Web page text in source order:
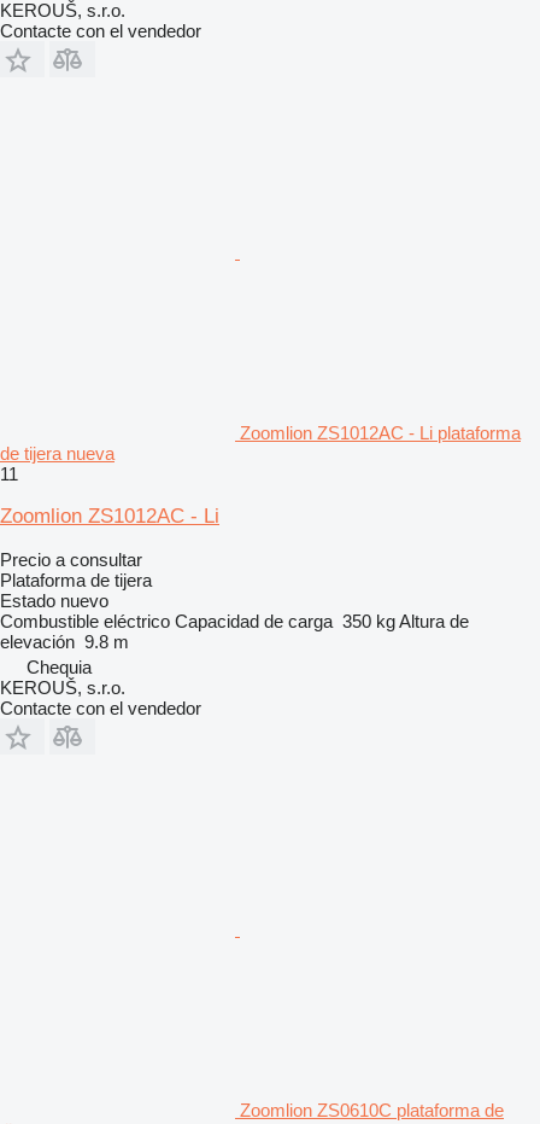
KEROUŠ, s.r.o.
Contacte con el vendedor
Zoomlion ZS1012AC - Li plataforma
de tijera nueva
11
Zoomlion ZS1012AC - Li
Precio a consultar
Plataforma de tijera
Estado nuevo
Combustible eléctrico Capacidad de carga 350 kgAltura de
elevación 9.8 m
Chequia
KEROUŠ, s.r.o.
Contacte con el vendedor
Zoomlion ZS0610C plataforma de